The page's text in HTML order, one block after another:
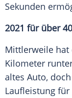
Sekunden
2021 für über
Mittlerweile hat
Kilometer
altes Auto,
Laufleistung für